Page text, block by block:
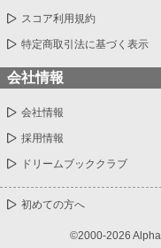
スコア利用規約
特定商取引法に基づく表示
会社情報
会社情報
採用情報
ドリームブッククラブ
初めての方へ
©2000-2026